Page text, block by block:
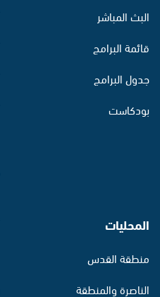
البث المباشر
قائمة البرامج
جدول البرامج
بودكاست
المحليات
منطقة القدس
الناصرة والمنطقة